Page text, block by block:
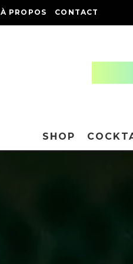
À PROPOS CONTACT
SHOP